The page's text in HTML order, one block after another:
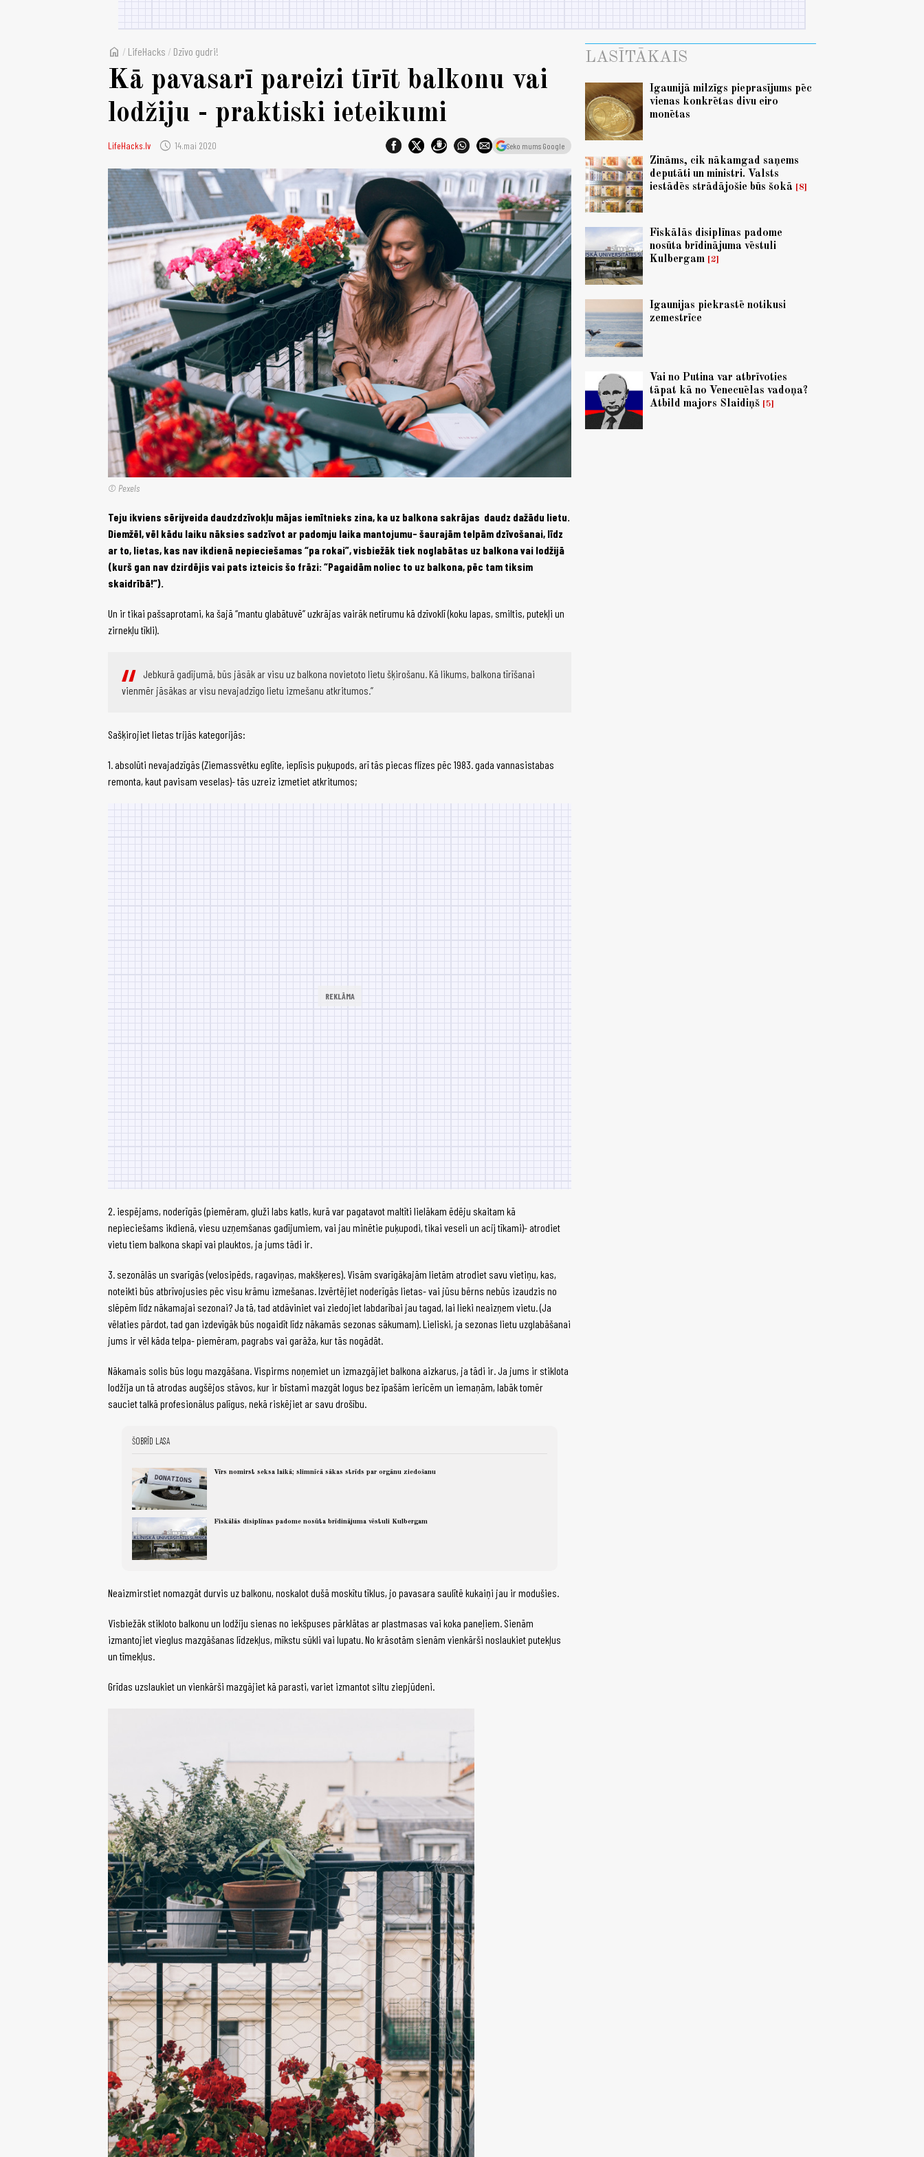
home / LifeHacks / Dzīvo gudri!
Kā pavasarī pareizi tīrīt balkonu vai
lodžiju - praktiski ieteikumi
LifeHacks.lv schedule 14.mai 2020 Seko mums Google
© Pexels
Teju ikviens sērijveida daudzdzīvokļu mājas iemītnieks zina, ka uz balkona sakrājas daudz dažādu lietu.
Diemžēl, vēl kādu laiku nāksies sadzīvot ar padomju laika mantojumu- šaurajām telpām dzīvošanai, līdz
ar to, lietas, kas nav ikdienā nepieciešamas “pa rokai”, visbiežāk tiek noglabātas uz balkona vai lodžijā
(kurš gan nav dzirdējis vai pats izteicis šo frāzi: “Pagaidām noliec to uz balkona, pēc tam tiksim
skaidrībā!”).
Un ir tikai pašsaprotami, ka šajā “mantu glabātuvē” uzkrājas vairāk netīrumu kā dzīvoklī (koku lapas, smiltis, putekļi un
zirnekļu tīkli).
Jebkurā gadījumā, būs jāsāk ar visu uz balkona novietoto lietu šķirošanu. Kā likums, balkona tīrīšanai
vienmēr jāsākas ar visu nevajadzīgo lietu izmešanu atkritumos.
Sašķirojiet lietas trijās kategorijās:
1. absolūti nevajadzīgās (Ziemassvētku eglīte, ieplīsis puķupods, arī tās piecas flīzes pēc 1983. gada vannasistabas
remonta, kaut pavisam veselas)- tās uzreiz izmetiet atkritumos;
2. iespējams, noderīgās (piemēram, gluži labs katls, kurā var pagatavot maltīti lielākam ēdēju skaitam kā
nepieciešams ikdienā, viesu uzņemšanas gadījumiem, vai jau minētie puķupodi, tikai veseli un acij tīkami)- atrodiet
vietu tiem balkona skapī vai plauktos, ja jums tādi ir.
3. sezonālās un svarīgās (velosipēds, ragaviņas, makšķeres). Visām svarīgākajām lietām atrodiet savu vietiņu, kas,
noteikti būs atbrīvojusies pēc visu krāmu izmešanas. Izvērtējiet noderīgās lietas- vai jūsu bērns nebūs izaudzis no
slēpēm līdz nākamajai sezonai? Ja tā, tad atdāviniet vai ziedojiet labdarībai jau tagad, lai lieki neaizņem vietu. (Ja
vēlaties pārdot, tad gan izdevīgāk būs nogaidīt līdz nākamās sezonas sākumam). Lieliski, ja sezonas lietu uzglabāšanai
jums ir vēl kāda telpa- piemēram, pagrabs vai garāža, kur tās nogādāt.
Nākamais solis būs logu mazgāšana. Vispirms noņemiet un izmazgājiet balkona aizkarus, ja tādi ir. Ja jums ir stiklota
lodžija un tā atrodas augšējos stāvos, kur ir bīstami mazgāt logus bez īpašām ierīcēm un iemaņām, labāk tomēr
sauciet talkā profesionālus palīgus, nekā riskējiet ar savu drošību.
ŠOBRĪD LASA
Vīrs nomirst seksa laikā; slimnīcā sākas strīds par orgānu ziedošanu
Fiskālās disiplīnas padome nosūta brīdinājuma vēstuli Kulbergam
Neaizmirstiet nomazgāt durvis uz balkonu, noskalot dušā moskītu tīklus, jo pavasara saulītē kukaiņi jau ir modušies.
Visbiežāk stikloto balkonu un lodžiju sienas no iekšpuses pārklātas ar plastmasas vai koka paneļiem. Sienām
izmantojiet vieglus mazgāšanas līdzekļus, mīkstu sūkli vai lupatu. No krāsotām sienām vienkārši noslaukiet putekļus
un tīmekļus.
Grīdas uzslaukiet un vienkārši mazgājiet kā parasti, variet izmantot siltu ziepjūdeni.
LASĪTĀKAIS
Igaunijā milzīgs pieprasījums pēc
vienas konkrētas divu eiro
monētas
Zināms, cik nākamgad saņems
deputāti un ministri. Valsts
iestādēs strādājošie būs šokā
8
Fiskālās disiplīnas padome
nosūta brīdinājuma vēstuli
Kulbergam
2
Igaunijas piekrastē notikusi
zemestrīce
Vai no Putina var atbrīvoties
tāpat kā no Venecuēlas vadoņa?
Atbild majors Slaidiņš
5